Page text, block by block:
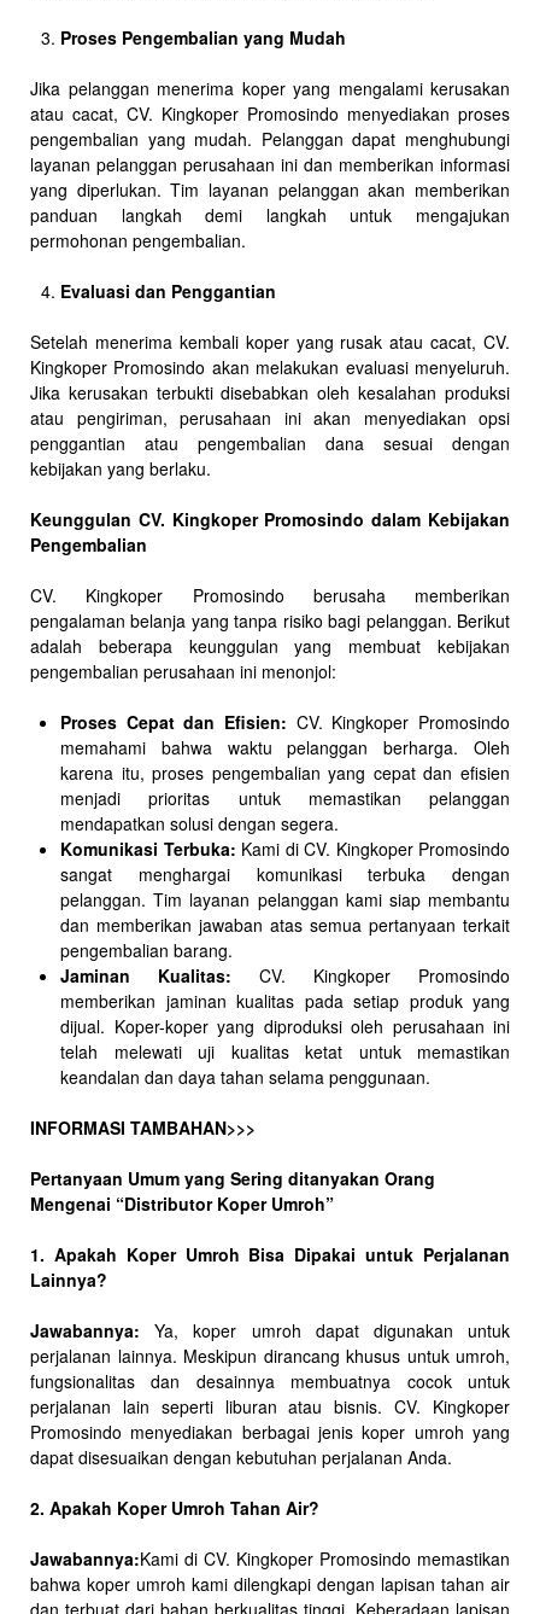
Proses Pengembalian yang Mudah
Jika pelanggan menerima koper yang mengalami kerusakan
atau cacat, CV. Kingkoper Promosindo menyediakan proses
pengembalian yang mudah. Pelanggan dapat menghubungi
layanan pelanggan perusahaan ini dan memberikan informasi
yang diperlukan. Tim layanan pelanggan akan memberikan
panduan langkah demi langkah untuk mengajukan
permohonan pengembalian.
Evaluasi dan Penggantian
Setelah menerima kembali koper yang rusak atau cacat, CV.
Kingkoper Promosindo akan melakukan evaluasi menyeluruh.
Jika kerusakan terbukti disebabkan oleh kesalahan produksi
atau pengiriman, perusahaan ini akan menyediakan opsi
penggantian atau pengembalian dana sesuai dengan
kebijakan yang berlaku.
Keunggulan CV. Kingkoper Promosindo dalam Kebijakan
Pengembalian
CV. Kingkoper Promosindo berusaha memberikan
pengalaman belanja yang tanpa risiko bagi pelanggan. Berikut
adalah beberapa keunggulan yang membuat kebijakan
pengembalian perusahaan ini menonjol:
Proses Cepat dan Efisien: CV. Kingkoper Promosindo
memahami bahwa waktu pelanggan berharga. Oleh
karena itu, proses pengembalian yang cepat dan efisien
menjadi prioritas untuk memastikan pelanggan
mendapatkan solusi dengan segera.
Komunikasi Terbuka: Kami di CV. Kingkoper Promosindo
sangat menghargai komunikasi terbuka dengan
pelanggan. Tim layanan pelanggan kami siap membantu
dan memberikan jawaban atas semua pertanyaan terkait
pengembalian barang.
Jaminan Kualitas: CV. Kingkoper Promosindo
memberikan jaminan kualitas pada setiap produk yang
dijual. Koper-koper yang diproduksi oleh perusahaan ini
telah melewati uji kualitas ketat untuk memastikan
keandalan dan daya tahan selama penggunaan.
INFORMASI TAMBAHAN>>>
Pertanyaan Umum yang Sering ditanyakan Orang
Mengenai “Distributor Koper Umroh”
1. Apakah Koper Umroh Bisa Dipakai untuk Perjalanan
Lainnya?
Jawabannya: Ya, koper umroh dapat digunakan untuk
perjalanan lainnya. Meskipun dirancang khusus untuk umroh,
fungsionalitas dan desainnya membuatnya cocok untuk
perjalanan lain seperti liburan atau bisnis. CV. Kingkoper
Promosindo menyediakan berbagai jenis koper umroh yang
dapat disesuaikan dengan kebutuhan perjalanan Anda.
2. Apakah Koper Umroh Tahan Air?
Jawabannya:Kami di CV. Kingkoper Promosindo memastikan
bahwa koper umroh kami dilengkapi dengan lapisan tahan air
dan terbuat dari bahan berkualitas tinggi. Keberadaan lapisan